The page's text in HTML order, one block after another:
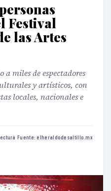
Festival
las Artes
miles de espectadores
y artísticos, con
locales, nacionales e
·Fuente:elheraldodesaltillo.mx